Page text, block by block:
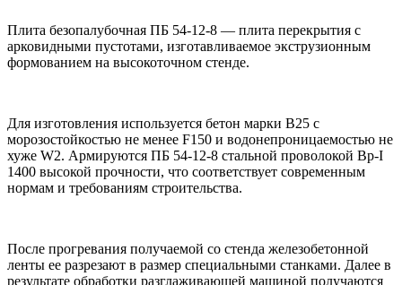
Плита безопалубочная ПБ 54-12-8 — плита перекрытия с
арковидными пустотами, изготавливаемое экструзионным
формованием на высокоточном стенде.
Для изготовления используется бетон марки B25 с
морозостойкостью не менее F150 и водонепроницаемостью не
хуже W2. Армируются ПБ 54-12-8 стальной проволокой Вр-I
1400 высокой прочности, что соответствует современным
нормам и требованиям строительства.
После прогревания получаемой со стенда железобетонной
ленты ее разрезают в размер специальными станками. Далее в
результате обработки разглаживающей машиной получаются